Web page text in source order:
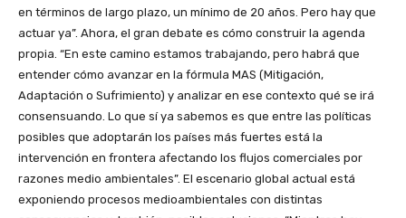
en términos de largo plazo, un mínimo de 20 años. Pero hay que
actuar ya”. Ahora, el gran debate es cómo construir la agenda
propia. “En este camino estamos trabajando, pero habrá que
entender cómo avanzar en la fórmula MAS (Mitigación,
Adaptación o Sufrimiento) y analizar en ese contexto qué se irá
consensuando. Lo que sí ya sabemos es que entre las políticas
posibles que adoptarán los países más fuertes está la
intervención en frontera afectando los flujos comerciales por
razones medio ambientales”. El escenario global actual está
exponiendo procesos medioambientales con distintas